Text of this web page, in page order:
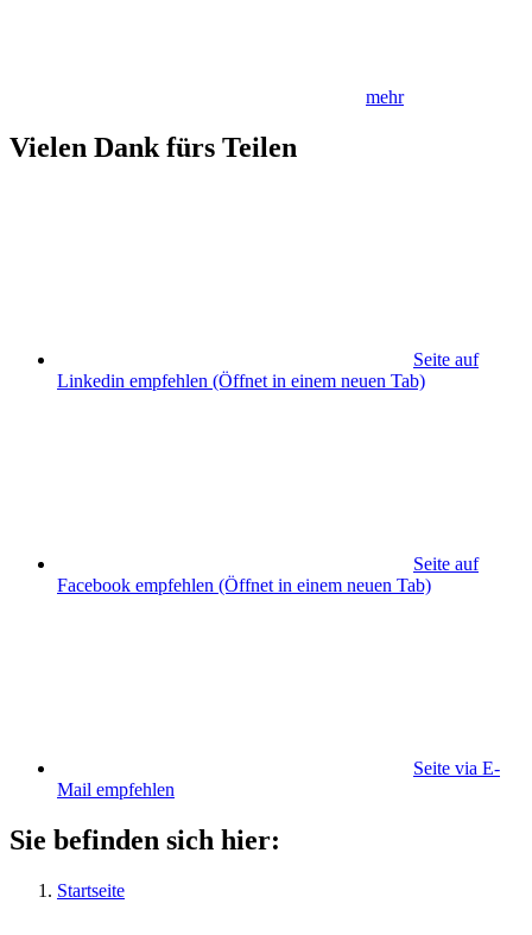
mehr
Vielen Dank fürs Teilen
Seite auf
Linkedin empfehlen (Öffnet in einem neuen Tab)
Seite auf
Facebook empfehlen (Öffnet in einem neuen Tab)
Seite via E-
Mail empfehlen
Sie befinden sich hier:
Startseite